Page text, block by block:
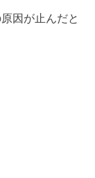
因が止んだと